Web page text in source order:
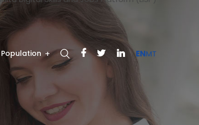
Population ENMT